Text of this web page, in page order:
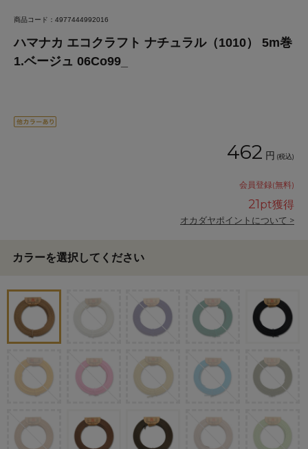
商品コード：4977444992016
ハマナカ エコクラフト ナチュラル（1010） 5m巻
1.ベージュ 06Co99_
462 円 (税込)
会員登録(無料)
21pt獲得
オカダヤポイントについて >
カラーを選択してください